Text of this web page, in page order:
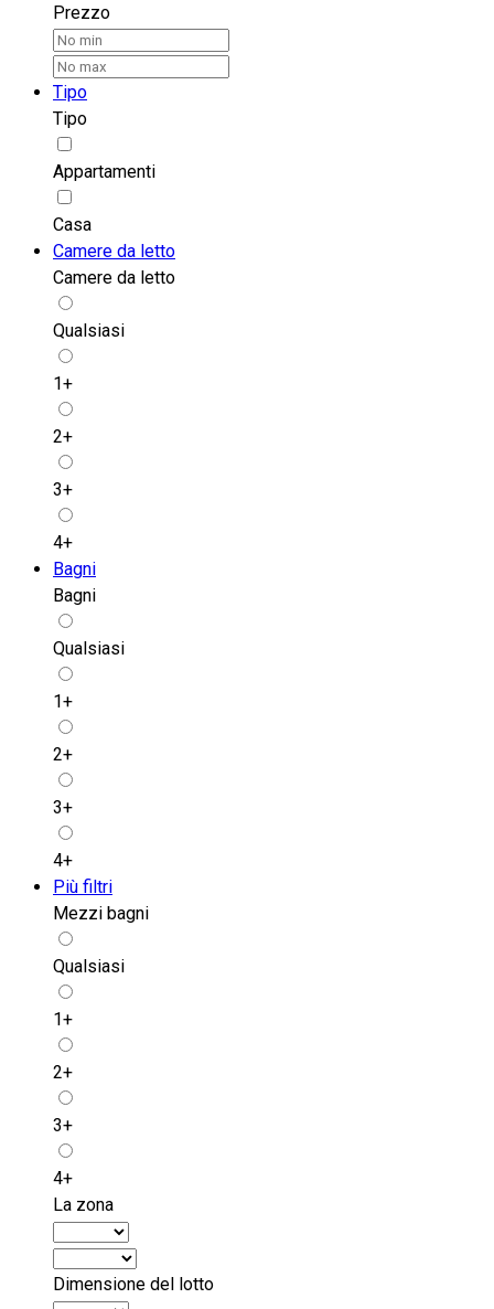
Prezzo
Tipo
Tipo
Appartamenti
Casa
Camere da letto
Camere da letto
Qualsiasi
1+
2+
3+
4+
Bagni
Bagni
Qualsiasi
1+
2+
3+
4+
Più filtri
Mezzi bagni
Qualsiasi
1+
2+
3+
4+
La zona
Dimensione del lotto